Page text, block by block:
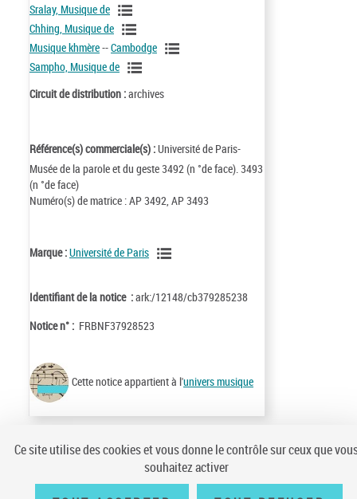
Sralay, Musique de
Chhing, Musique de
Musique khmère--Cambodge
Sampho, Musique de
Circuit de distribution :archives
Référence(s) commerciale(s) :Université de Paris-
Musée de la parole et du geste 3492 (n °de face). 3493
(n °de face)
Numéro(s) de matrice : AP 3492, AP 3493
Marque :Université de Paris
Identifiant de la notice :ark:/12148/cb379285238
Notice n° : FRBNF37928523
Cette notice appartient à l'univers musique
Conditions générales d'utilisation A propos | Plan du site
BnF | Accessibilité (non conforme) | V 23.1.0
Ce site utilise des cookies et vous donne le contrôle sur ceux que
souhaitez activer